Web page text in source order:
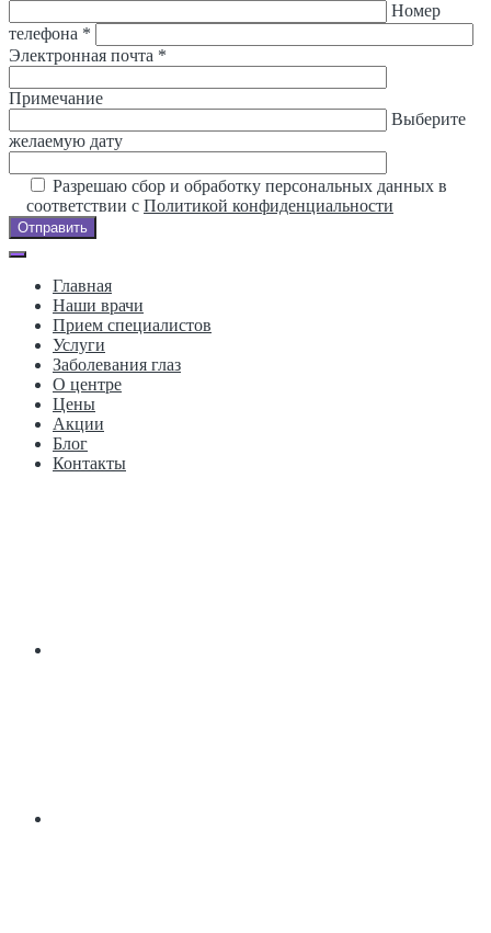
Номер
телефона *
Электронная почта *
Примечание
Выберите
желаемую дату
Разрешаю сбор и обработку персональных данных в
соответствии с Политикой конфиденциальности
Отправить
Главная
Наши врачи
Прием специалистов
Услуги
Заболевания глаз
О центре
Цены
Акции
Блог
Контакты